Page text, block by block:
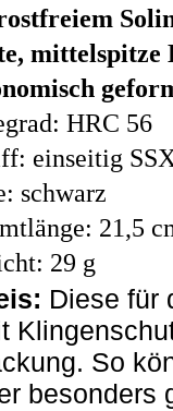
mittelspitze
HRC 56
einseitig
schwarz
21,5
29 g
Diese für
So
besonders